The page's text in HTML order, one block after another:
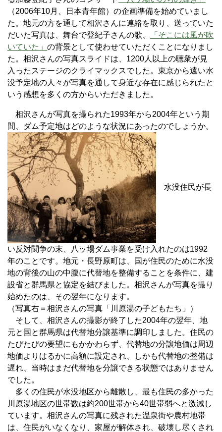
（2006年10月、日本青年館）の企画準備を始めていまし
た。地元の方を通して相沢さんに連絡を取り、送っていた
だいた写真は、舞台で登紀子さんの歌、
「そこには風が吹
いていた」 の背景として使わせていただくことになりまし
た。相沢さんの写真スライドは、1200人以上の聴衆が見
入ったステージのクライマックスでした。東京から遠い水
没予定地の人々が写真を通して身近な存在に感じられたと
いう感想を多くの方からいただきました。
相沢さんが写真を撮られた1993年から2004年という期
間、ダム予定地はどのような状況にあったのでしょうか。
水没住民が長
い反対闘争の末、八ッ場ダム事業を受け入れたのは1992
年のことです。地元・長野原町は、国が住民のために水没
地の背後の山の中腹に代替地を整備することを条件に、建
設省と群馬県と協定を結びました。相沢さんが写真を撮り
始めたのは、その翌年になります。
（写真右＝相沢さんの写真「川原湯の子どもたち」）
そして、相沢さんの撮影が終了した2004年の翌年、地
元と国と群馬県は代替地分譲基準に調印しました。住民の
たびたびの要望にもかかわらず、代替地の分譲地価は周辺
地価よりはるかに高額に設定され、しかも代替地の整備は
遅れ、当時はまだ代替地を分譲できる状態ではありません
でした。
多くの住民が水没地区から離散し、最も住民の多かった
川原湯地区の世帯数は約200世帯から40世帯弱へと激減し
ています。相沢さんの写真に残された温泉街や農村地帯
は、住民がいなくなり、家屋が解体され、破壊し尽くされ